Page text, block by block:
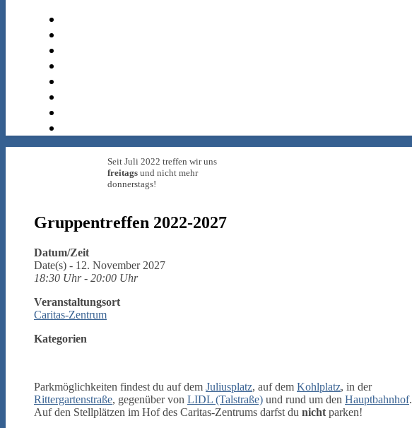
Seit Juli 2022 treffen wir uns
freitags und nicht mehr
donnerstags!
Gruppentreffen 2022-2027
Datum/Zeit
Date(s) - 12. November 2027
18:30 Uhr - 20:00 Uhr
Veranstaltungsort
Caritas-Zentrum
Kategorien
Parkmöglichkeiten findest du auf dem Juliusplatz, auf dem Kohlplatz, in der
Rittergartenstraße, gegenüber von LIDL (Talstraße) und rund um den Hauptbahnhof.
Auf den Stellplätzen im Hof des Caritas-Zentrums darfst du nicht parken!